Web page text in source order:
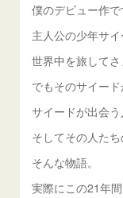
僕のデビュー作で
主人公の少年サ
世界中を旅してさ
でもそのサイー
サイードが出会
そしてその人たち
そんな物語。
実際にこの21年